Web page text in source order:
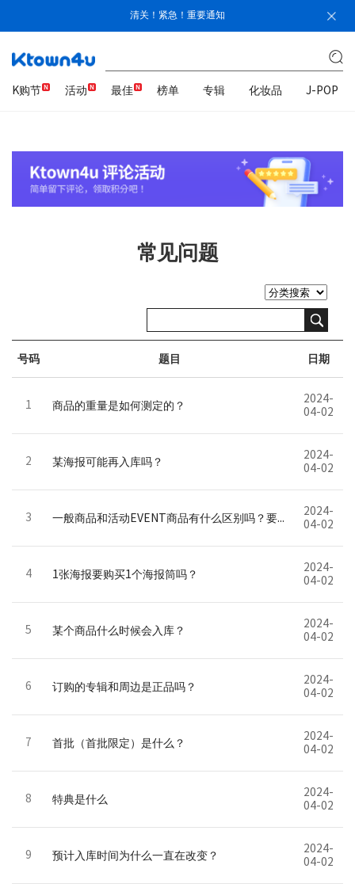
清关！紧急！重要通知
K购节 活动 最佳 榜单 专辑 化妆品 J-POP
常见问题
号码 题目 日期
1 商品的重量是如何测定的？
2024-
04-02
2 某海报可能再入库吗？
2024-
04-02
3 一般商品和活动EVENT商品有什么区别吗？要怎么确认呢？
2024-
04-02
4 1张海报要购买1个海报筒吗？
2024-
04-02
5 某个商品什么时候会入库？
2024-
04-02
6 订购的专辑和周边是正品吗？
2024-
04-02
7 首批（首批限定）是什么？
2024-
04-02
8 特典是什么
2024-
04-02
9 预计入库时间为什么一直在改变？
2024-
04-02